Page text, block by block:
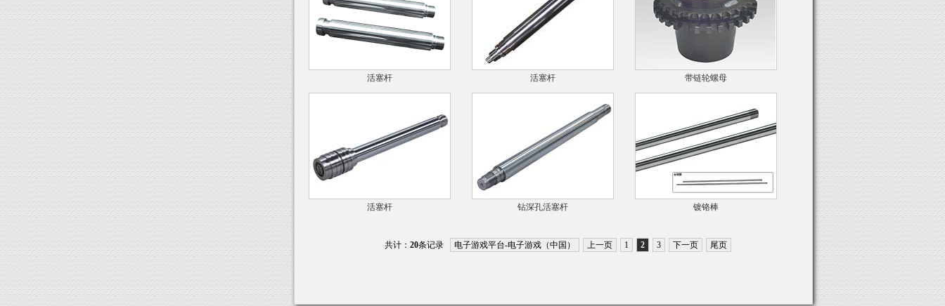
活塞杆 活塞杆 带链轮螺母
活塞杆 钻深孔活塞杆 镀铬棒
共计： 20条记录 电子游戏平台-电子游戏（中国） 上一页 1 2 3 下一页 尾页